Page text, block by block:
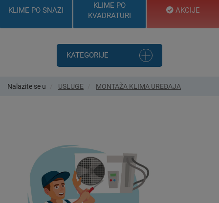
KLIME PO SNAZI
KLIME PO
KVADRATURI
AKCIJE
KATEGORIJE
Nalazite se u USLUGE MONTAŽA KLIMA UREĐAJA